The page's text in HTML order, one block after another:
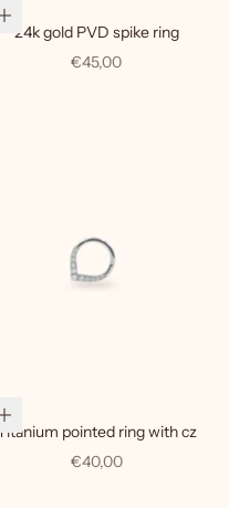
Choose options
24k gold PVD spike ring
Sale price
€45,00
Add to cart
Titanium pointed ring with cz
Sale price
€40,00